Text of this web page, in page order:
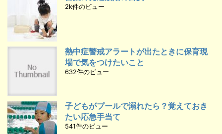
2k件のビュー
熱中症警戒アラートが出たときに保育現
場で気をつけたいこと
632件のビュー
子どもがプールで溺れたら？覚えておき
たい応急手当て
541件のビュー